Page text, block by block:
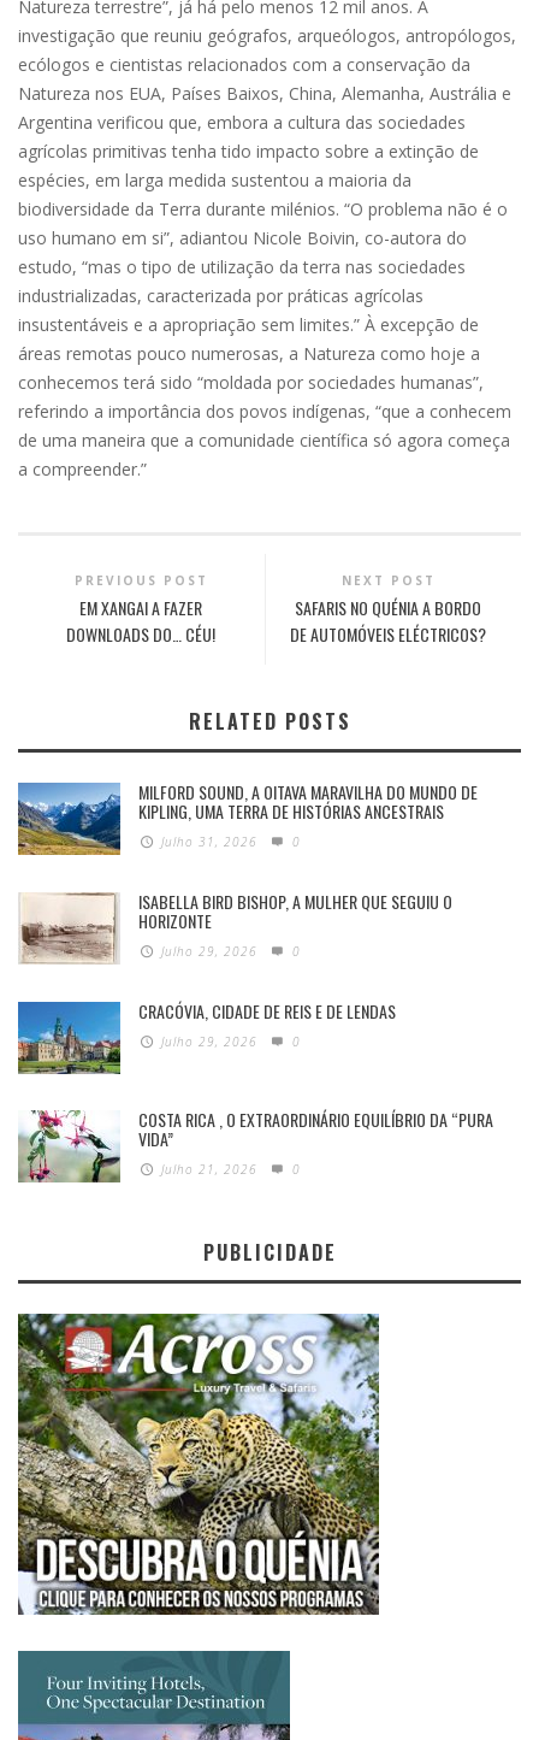
Natureza terrestre”, já há pelo menos 12 mil anos. A
investigação que reuniu geógrafos, arqueólogos, antropólogos,
ecólogos e cientistas relacionados com a conservação da
Natureza nos EUA, Países Baixos, China, Alemanha, Austrália e
Argentina verificou que, embora a cultura das sociedades
agrícolas primitivas tenha tido impacto sobre a extinção de
espécies, em larga medida sustentou a maioria da
biodiversidade da Terra durante milénios. “O problema não é o
uso humano em si”, adiantou Nicole Boivin, co-autora do
estudo, “mas o tipo de utilização da terra nas sociedades
industrializadas, caracterizada por práticas agrícolas
insustentáveis e a apropriação sem limites.” À excepção de
áreas remotas pouco numerosas, a Natureza como hoje a
conhecemos terá sido “moldada por sociedades humanas”,
referindo a importância dos povos indígenas, “que a conhecem
de uma maneira que a comunidade científica só agora começa
a compreender.”
PREVIOUS POST
EM XANGAI A FAZER
DOWNLOADS DO… CÉU!
NEXT POST
SAFARIS NO QUÉNIA A BORDO
DE AUTOMÓVEIS ELÉCTRICOS?
RELATED POSTS
MILFORD SOUND, A OITAVA MARAVILHA DO MUNDO DE
KIPLING, UMA TERRA DE HISTÓRIAS ANCESTRAIS
Julho 31, 2026 0
ISABELLA BIRD BISHOP, A MULHER QUE SEGUIU O
HORIZONTE
Julho 29, 2026 0
CRACÓVIA, CIDADE DE REIS E DE LENDAS
Julho 29, 2026 0
COSTA RICA , O EXTRAORDINÁRIO EQUILÍBRIO DA “PURA
VIDA”
Julho 21, 2026 0
PUBLICIDADE